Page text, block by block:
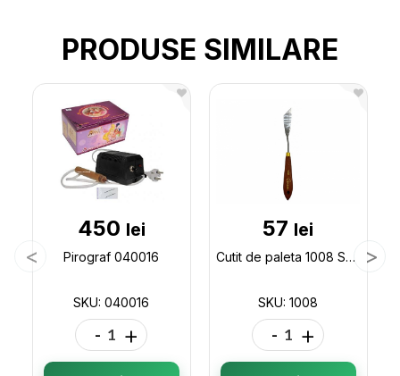
PRODUSE SIMILARE
450 lei
Pirograf 040016
SKU: 040016
- +
57 lei
Cutit de paleta 1008 Sonet 1008
SKU: 1008
- +